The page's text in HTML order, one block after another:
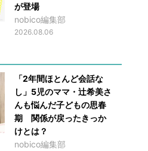
が登場
nobico編集部
2026.08.06
「2年間ほとんど会話な
し」5児のママ・辻希美さ
んも悩んだ子どもの思春
期 関係が戻ったきっか
けとは？
nobico編集部